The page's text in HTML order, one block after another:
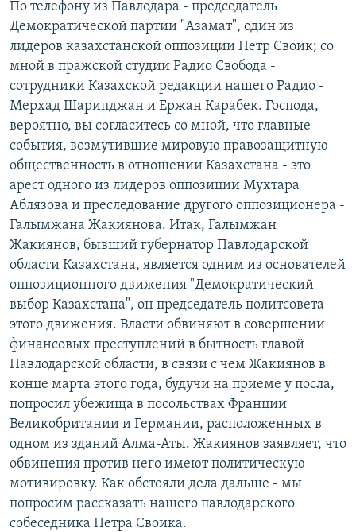
По телефону из Павлодара - председатель
Демократической партии "Азамат", один из
лидеров казахстанской оппозиции Петр Своик; со
мной в пражской студии Радио Свобода -
сотрудники Казахской редакции нашего Радио -
Мерхад Шарипджан и Ержан Карабек. Господа,
вероятно, вы согласитесь со мной, что главные
события, возмутившие мировую правозащитную
общественность в отношении Казахстана - это
арест одного из лидеров оппозиции Мухтара
Аблязова и преследование другого оппозиционера -
Галымжана Жакиянова. Итак, Галымжан
Жакиянов, бывший губернатор Павлодарской
области Казахстана, является одним из основателей
оппозиционного движения "Демократический
выбор Казахстана", он председатель политсовета
этого движения. Власти обвиняют в совершении
финансовых преступлений в бытность главой
Павлодарской области, в связи с чем Жакиянов в
конце марта этого года, будучи на приеме у посла,
попросил убежища в посольствах Франции
Великобритании и Германии, расположенных в
одном из зданий Алма-Аты. Жакиянов заявляет, что
обвинения против него имеют политическую
мотивировку. Как обстояли дела дальше - мы
попросим рассказать нашего павлодарского
собеседника Петра Своика.